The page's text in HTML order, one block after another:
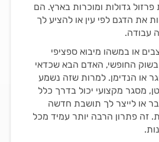
פרזול גדולות ומוכרות בארץ. הם
את הדגם לפי עין או להציע לך
עבודה.
או במשהו מיבוא ספציפי
החופשי, האדם הבא שכדאי
או הנדימן. למרות שזה נשמע
מסגר מקצועי יכול בדרך כלל
או לייצר לך תושבת חדשה
זה פתרון הרבה יותר עמיד מכל